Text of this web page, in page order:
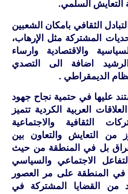
التعايش السلمي.
الثقافي بامكان الشعبين
المشتركة مثل الإرهاب،
والاقتصادية وارساء
اضافة الى التصدي
الديمقراطي .
عليها في حتمية نجاح جهود
العربية الكردية تتميز
الثقافية والاجتماعية
من التعايش والتعاون بين
بل في المنطقة من حيث
الاجتماعي والسياسي
في المنطقة على مر العصور
من القضايا المشتركة في